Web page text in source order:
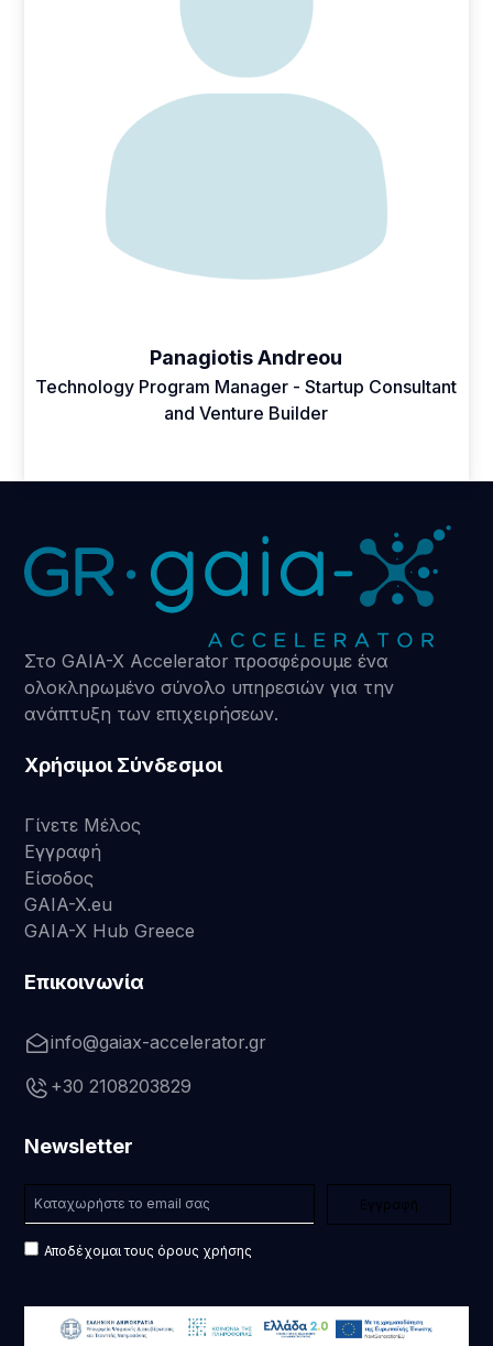
Panagiotis Andreou
Technology Program Manager - Startup Consultant
and Venture Builder
Στο GAIA-X Accelerator προσφέρουμε ένα
ολοκληρωμένο σύνολο υπηρεσιών για την
ανάπτυξη των επιχειρήσεων.
Χρήσιμοι Σύνδεσμοι
Γίνετε Μέλος
Εγγραφή
Είσοδος
GAIA-X.eu
GAIA-X Hub Greece
Επικοινωνία
info@gaiax-accelerator.gr
+30 2108203829
Newsletter
Αποδέχομαι τους όρους χρήσης